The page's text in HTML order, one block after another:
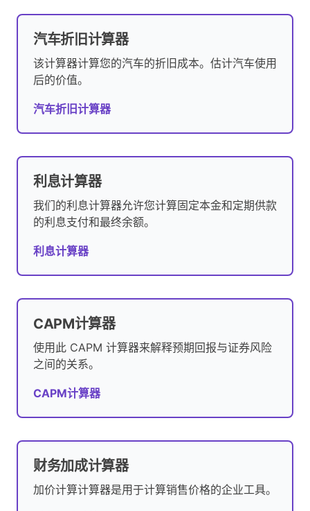
汽车折旧计算器
该计算器计算您的汽车的折旧成本。估计汽车使用
后的价值。
汽车折旧计算器
利息计算器
我们的利息计算器允许您计算固定本金和定期供款
的利息支付和最终余额。
利息计算器
CAPM计算器
使用此 CAPM 计算器来解释预期回报与证券风险
之间的关系。
CAPM计算器
财务加成计算器
加价计算计算器是用于计算销售价格的企业工具。